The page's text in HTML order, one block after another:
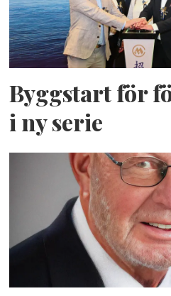
Byggstart för
i ny serie